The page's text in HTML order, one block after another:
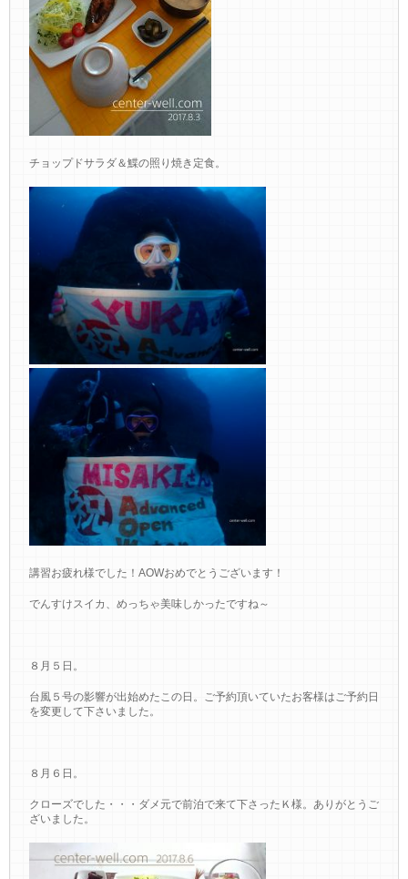
チョップドサラダ＆鰈の照り焼き定食。
講習お疲れ様でした！AOWおめでとうございます！
でんすけスイカ、めっちゃ美味しかったですね～
８月５日。
台風５号の影響が出始めたこの日。ご予約頂いていたお客様はご予約日
を変更して下さいました。
８月６日。
クローズでした・・・ダメ元で前泊で来て下さったＫ様。ありがとうご
ざいました。